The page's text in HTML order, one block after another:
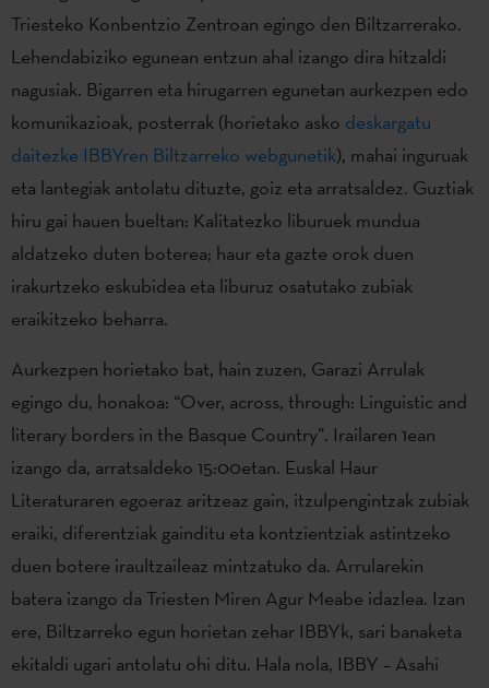
Triesteko Konbentzio Zentroan egingo den Biltzarrerako.
Lehendabiziko egunean entzun ahal izango dira hitzaldi
nagusiak. Bigarren eta hirugarren egunetan aurkezpen edo
komunikazioak, posterrak (horietako asko deskargatu
daitezke IBBYren Biltzarreko webgunetik), mahai inguruak
eta lantegiak antolatu dituzte, goiz eta arratsaldez. Guztiak
hiru gai hauen bueltan: Kalitatezko liburuek mundua
aldatzeko duten boterea; haur eta gazte orok duen
irakurtzeko eskubidea eta liburuz osatutako zubiak
eraikitzeko beharra.
Aurkezpen horietako bat, hain zuzen, Garazi Arrulak
egingo du, honakoa: “Over, across, through: Linguistic and
literary borders in the Basque Country”. Irailaren 1ean
izango da, arratsaldeko 15:00etan. Euskal Haur
Literaturaren egoeraz aritzeaz gain, itzulpengintzak zubiak
eraiki, diferentziak gainditu eta kontzientziak astintzeko
duen botere iraultzaileaz mintzatuko da. Arrularekin
batera izango da Triesten Miren Agur Meabe idazlea. Izan
ere, Biltzarreko egun horietan zehar IBBYk, sari banaketa
ekitaldi ugari antolatu ohi ditu. Hala nola, IBBY – Asahi